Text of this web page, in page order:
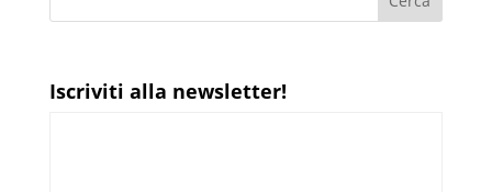
Iscriviti alla newsletter!